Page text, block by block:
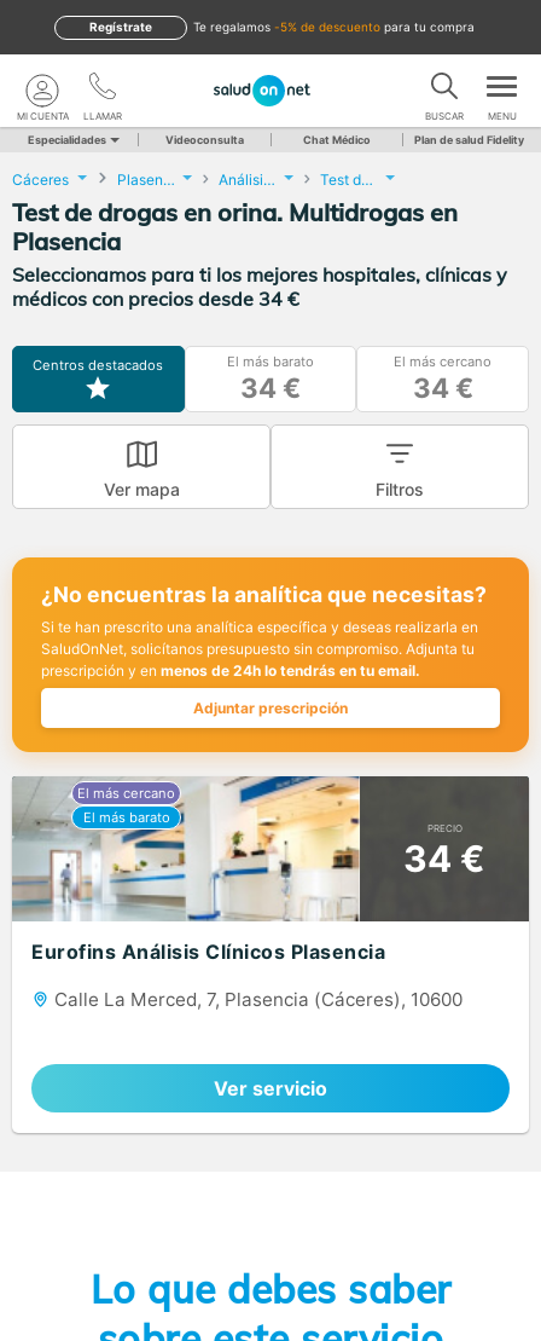
te regalamos -5% de descuento para tu compra
Regístrate
LLAMAR
MI CUENTA BUSCAR MENU
Especialidades Videoconsulta Chat Médico Plan de salud Fidelity
Cáceres Plasencia Análisis Clínicos Test de drogas en orina. Multidrogas
Test de drogas en orina. Multidrogas en
Plasencia
Seleccionamos para ti los mejores hospitales, clínicas y
médicos con precios desde 34 €
Centros destacados El más barato
34 €
El más cercano
34 €
Ver mapa Filtros
¿No encuentras la analítica que necesitas?
Si te han prescrito una analítica específica y deseas realizarla en
SaludOnNet, solicítanos presupuesto sin compromiso. Adjunta tu
prescripción y en menos de 24h lo tendrás en tu email.
Adjuntar prescripción
PRECIO
34 €
Eurofins Análisis Clínicos Plasencia
Calle La Merced, 7, Plasencia (Cáceres), 10600
Ver servicio
Lo que debes saber